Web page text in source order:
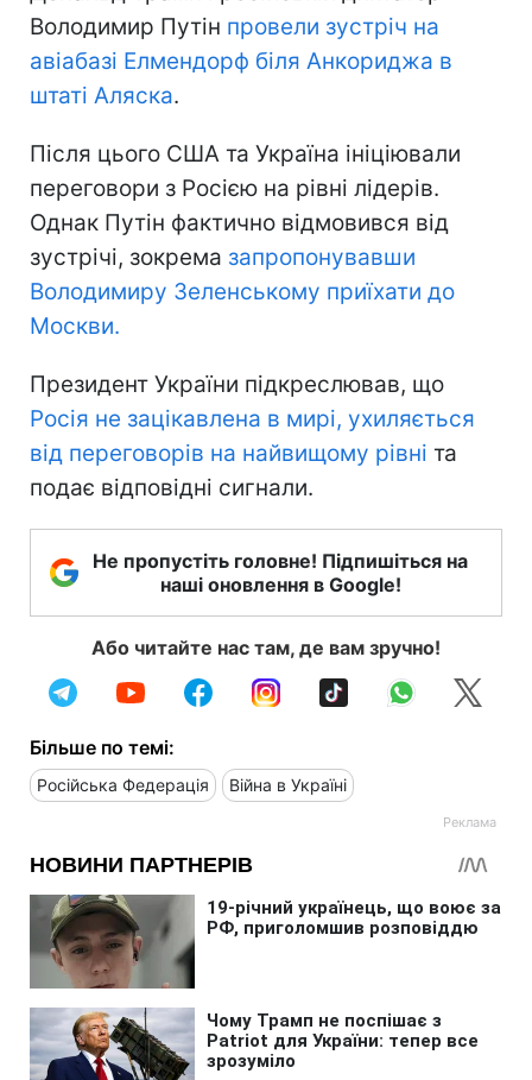
Володимир Путін провели зустріч на
авіабазі Елмендорф біля Анкориджа в
штаті Аляска.
Після цього США та Україна ініціювали
переговори з Росією на рівні лідерів.
Однак Путін фактично відмовився від
зустрічі, зокрема запропонувавши
Володимиру Зеленському приїхати до
Москви.
Президент України підкреслював, що
Росія не зацікавлена в мирі, ухиляється
від переговорів на найвищому рівні та
подає відповідні сигнали.
Не пропустіть головне! Підпишіться на
наші оновлення в Google!
Або читайте нас там, де вам зручно!
Більше по темі:
Російська Федерація Війна в Україні